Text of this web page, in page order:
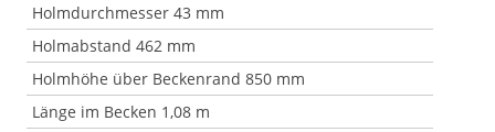
Holmdurchmesser 43 mm
Holmabstand 462 mm
Holmhöhe über Beckenrand 850 mm
Länge im Becken 1,08 m